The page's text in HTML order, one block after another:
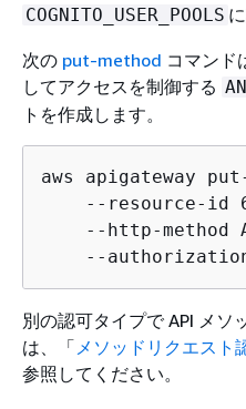
COGNITO_USER_POOLS
次の put-method コマンド
してアクセスを制御する
トを作成します。
aws apigateway
--resource-id
--http-method
--
別の認可タイプで API メソ
は、「メソッドリクエスト
参照してください。